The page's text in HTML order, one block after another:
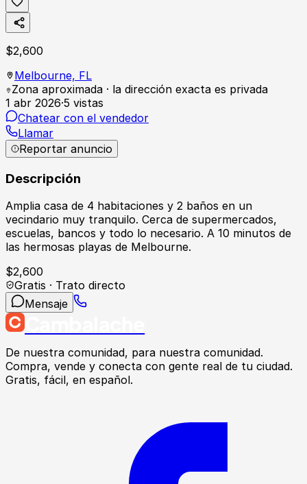
$2,600
Melbourne, FL
Zona aproximada · la dirección exacta es privada
1 abr 2026·5 vistas
Chatear con el vendedor
Llamar
Reportar anuncio
Descripción
Amplia casa de 4 habitaciones y 2 baños en un
vecindario muy tranquilo. Cerca de supermercados,
escuelas, bancos y todo lo necesario. A 10 minutos de
las hermosas playas de Melbourne.
$2,600
Gratis · Trato directo
Mensaje
De nuestra comunidad, para nuestra comunidad.
Compra, vende y conecta con gente real de tu ciudad.
Gratis, fácil, en español.